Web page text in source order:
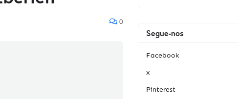
0
Segue-nos
Facebook
x
Pinterest